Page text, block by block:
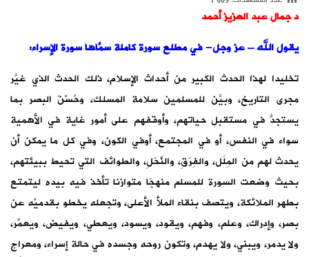
د جمال عبد العزيز أحمد
يقول الله – عز وجل- في مطلع سورة كاملة سمَّاها سورة الإسراء:
تخليدا لهذا الحدث الكبير من أحداث الإسلام، ذلك الحدث الذي غيَّر
مجرى التاريخ، وبيَّن للمسلمين سلامة المسلك، وحُسْنَ البصر بما
يستجدُّ في مستقبل حياتهم، وأوقفهم على أمور غاية في الأهمية
سواء في النفس، أو في المجتمع، أوفي الكون، وفي كل ما يمكن أن
يحدث لهم من المِلَل، والفِرَقِ، والنِّحَلِ، والطوائف التي تحيط ببيئتهم،
بحيث وضعت السورة للمسلم منهجَا متوازنا تأخذ فيه بيده ليتمتع
بطهر الملائكة، ويتصف بنقاء الملأ الأعلى، وتجعله يخطو بقدميْه عن
بصر، وإدراك، وعلم، وفهم، ويقود، ويسود، ويعطي، ويفيض، ويعمِّر،
ولا يدمر، ويبني، ولا يهدم، وتكون روحه وجسده في حالة إسراء، ومعراج